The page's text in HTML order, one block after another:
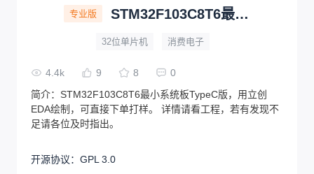
专业版 STM32F103C8T6最小系统板、核心板( TypeC )
32位单片机 消费电子
4.4k 9 8
0
简介： STM32F103C8T6最小系统板TypeC版，用立创
EDA绘制，可直接下单打样。 详情请看工程，若有发现不
足请各位及时指出。
开源协议： GPL 3.0